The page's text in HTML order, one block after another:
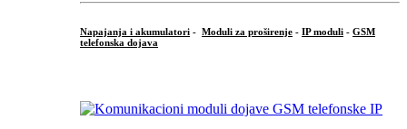
Napajanja i akumulatori - Moduli za proširenje - IP moduli - GSM
telefonska dojava